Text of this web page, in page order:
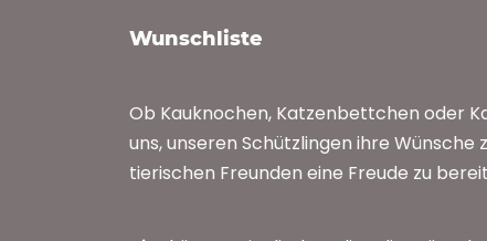
Wunschliste
Ob Kauknochen, Katzenbettchen oder
uns, unseren Schützlingen ihre Wünsche
tierischen Freunden eine Freude zu